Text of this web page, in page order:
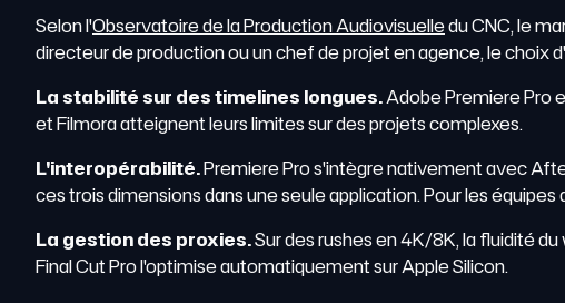
Selon l'Observatoire de la Production Audiovisuelledu CNC, le
directeur de production ou un chef de projet en agence, le choix
La stabilité sur des timelines longues.Adobe Premiere Pro
et Filmora atteignent leurs limites sur des projets complexes.
L'interopérabilité.Premiere Pro s'intègre nativement avec
ces trois dimensions dans une seule application. Pour les
La gestion des proxies.Sur des rushes en 4K/8K, la fluidité
Final Cut Pro l'optimise automatiquement sur Apple Silicon.